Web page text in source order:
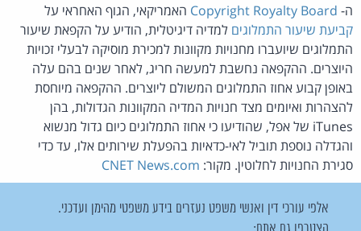
ה- Copyright Royalty Board האמריקאי, הגוף האחראי על
קביעת שיעור התמלוגים למדיה דיגיטלית, הודיע על הקפאת שיעור
התמלוגים שיועברו מחנויות מקוונות למכירת מוסיקה לבעלי זכויות
היוצרים. ההקפאה נחשבת למעשה חריג, לאחר שנים בהם עלה
באופן קבוע אחוז התמלוגים המשולם ליוצרים. ההקפאה מיוחסת
להצהרות ואיומים מצד חנויות המדיה המקוונות הגדולות, בהן
iTunes של אפל, שהודיעו כי אחוז התמלוגים כיום גדול מנשוא
והגדלה נוספת תוביל לאי-כדאיות בהפעלת שירותים אלו, עד כדי
סגירת החנויות לחלוטין. מקור: CNET News.com
אלפי עורכי דין ואנשי משפט נעזרים בידע משפטי מהימן ועדכני.